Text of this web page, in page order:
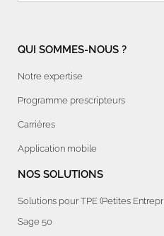
QUI SOMMES-NOUS ?
Notre expertise
Programme prescripteurs
Carrières
Application mobile
NOS SOLUTIONS
Solutions pour TPE (Petites
Sage 50